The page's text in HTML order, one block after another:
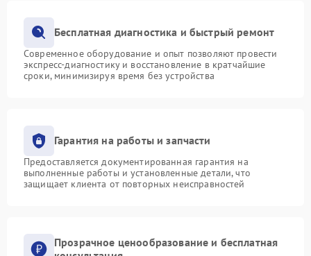
Бесплатная диагностика и быстрый ремонт
Современное оборудование и опыт позволяют провести
экспресс-диагностику и восстановление в кратчайшие
сроки, минимизируя время без устройства
Гарантия на работы и запчасти
Предоставляется документированная гарантия на
выполненные работы и установленные детали, что
защищает клиента от повторных неисправностей
Прозрачное ценообразование и бесплатная